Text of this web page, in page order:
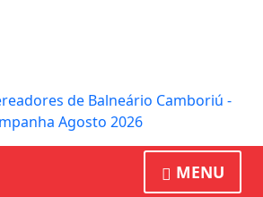
MENU